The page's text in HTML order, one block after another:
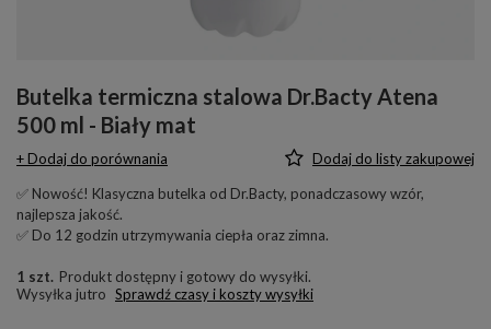
Butelka termiczna stalowa Dr.Bacty Atena
500 ml - Biały mat
+ Dodaj do porównania
Dodaj do listy zakupowej
✅ Nowość! Klasyczna butelka od Dr.Bacty, ponadczasowy wzór,
najlepsza jakość.
✅ Do 12 godzin utrzymywania ciepła oraz zimna.
1 szt. Produkt dostępny i gotowy do wysyłki
Wysyłka jutro Sprawdź czasy i koszty wysyłki